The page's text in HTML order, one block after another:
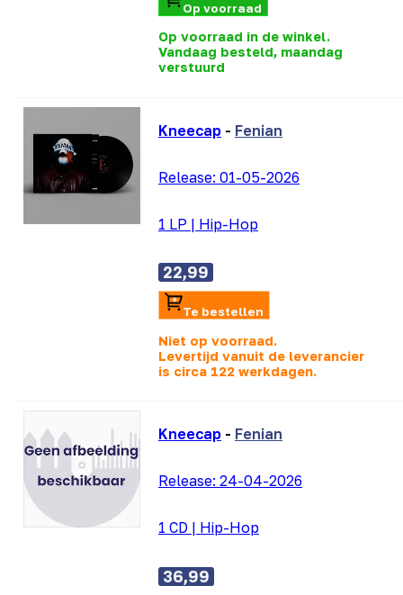
Op voorraad
Op voorraad in de winkel.
Vandaag besteld, maandag
verstuurd
Kneecap - Fenian
Release: 01-05-2026
1 LP | Hip-Hop
22,99
Te bestellen
Niet op voorraad.
Levertijd vanuit de leverancier
is circa 122 werkdagen.
Kneecap - Fenian
Release: 24-04-2026
1 CD | Hip-Hop
36,99